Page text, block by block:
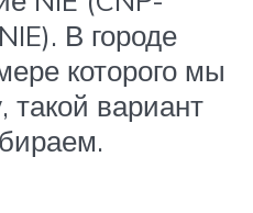
В городе
которого мы
такой вариант